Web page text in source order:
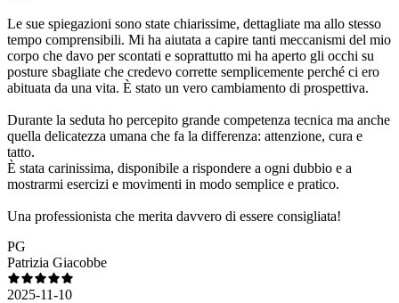
Le sue spiegazioni sono state chiarissime, dettagliate ma allo stesso
tempo comprensibili. Mi ha aiutata a capire tanti meccanismi del mio
corpo che davo per scontati e soprattutto mi ha aperto gli occhi su
posture sbagliate che credevo corrette semplicemente perché ci ero
abituata da una vita. È stato un vero cambiamento di prospettiva.
Durante la seduta ho percepito grande competenza tecnica ma anche
quella delicatezza umana che fa la differenza: attenzione, cura e
tatto.
È stata carinissima, disponibile a rispondere a ogni dubbio e a
mostrarmi esercizi e movimenti in modo semplice e pratico.
Una professionista che merita davvero di essere consigliata!
PG
Patrizia Giacobbe
2025-11-10